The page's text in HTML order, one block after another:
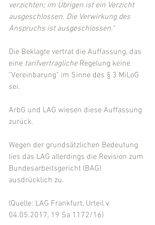
verzichten; im Übrigen ist ein Verzicht
ausgeschlossen. Die Verwirkung des
Anspruchs ist ausgeschlossen."
Die Beklagte vertrat die Auffassung, das
eine tarifvertragliche Regelung keine
"Vereinbarung" im Sinne des § 3 MiLoG
sei.
ArbG und LAG wiesen diese Auffassung
zurück.
Wegen der grundsätzlichen Bedeutung
lies das LAG allerdings die Revision zum
Bundesarbeitsgericht (BAG)
ausdrücklich zu.
(Quelle: LAG Frankfurt, Urteil v.
04.05.2017, 19 Sa 1172/16)